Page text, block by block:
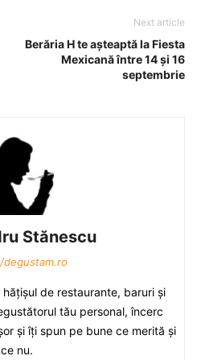
Next article
Berăria H te aşteaptă la Fiesta
Mexicană între 14 şi 16
septembrie
Stănescu
de restaurante, baruri şi
tău personal, încerc
şi îţi spun pe bune ce merită şi
ce nu.